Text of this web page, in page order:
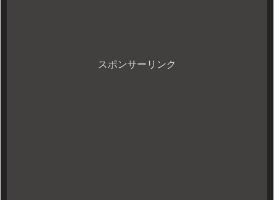
スポンサーリンク